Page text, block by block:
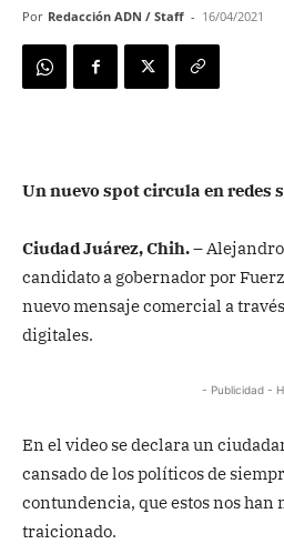
Por Redacción ADN / Staff - 16/04/2021
Un nuevo spot circula en redes
Ciudad Juárez, Chih. –
candidato a gobernador por
nuevo mensaje comercial a
digitales.
- Publicidad -
En el video se declara un
cansado de los políticos de
contundencia, que estos nos han
traicionado.